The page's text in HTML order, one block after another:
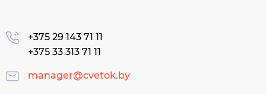
+375 29 143 71 11
+375 33 313 71 11
manager@cvetok.by